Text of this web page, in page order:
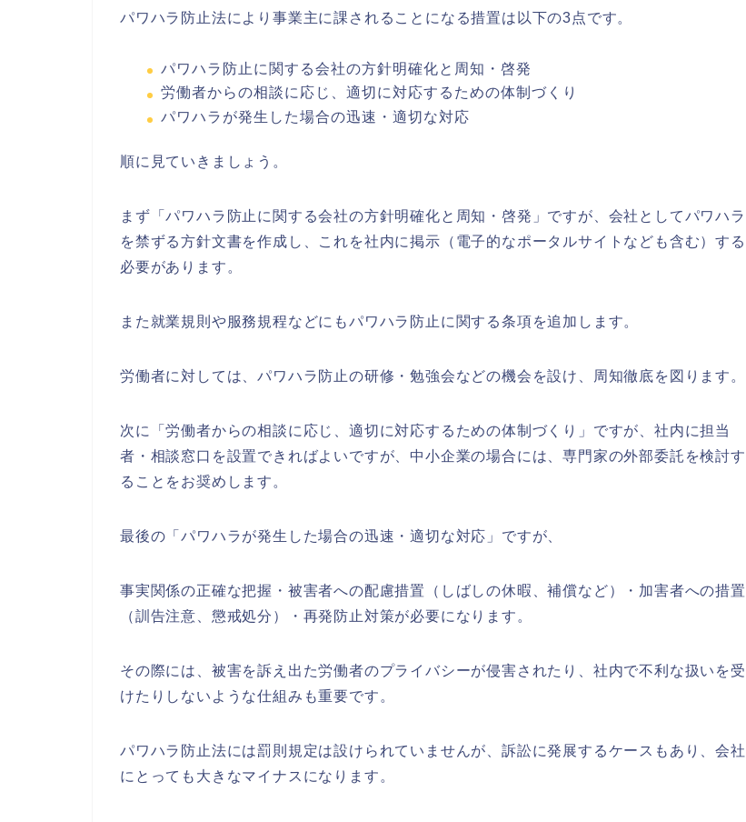
パワハラ防止法により事業主に課されることになる措置は以下の3点です。
パワハラ防止に関する会社の方針明確化と周知・啓発
労働者からの相談に応じ、適切に対応するための体制づくり
パワハラが発生した場合の迅速・適切な対応
順に見ていきましょう。
まず「パワハラ防止に関する会社の方針明確化と周知・啓発」ですが、会社としてパワハラ
を禁ずる方針文書を作成し、これを社内に掲示（電子的なポータルサイトなども含む）する
必要があります。
また就業規則や服務規程などにもパワハラ防止に関する条項を追加します。
労働者に対しては、パワハラ防止の研修・勉強会などの機会を設け、周知徹底を図ります。
次に「労働者からの相談に応じ、適切に対応するための体制づくり」ですが、社内に担当
者・相談窓口を設置できればよいですが、中小企業の場合には、専門家の外部委託を検討す
ることをお奨めします。
最後の「パワハラが発生した場合の迅速・適切な対応」ですが、
事実関係の正確な把握・被害者への配慮措置（しばしの休暇、補償など）・加害者への措置
（訓告注意、懲戒処分）・再発防止対策が必要になります。
その際には、被害を訴え出た労働者のプライバシーが侵害されたり、社内で不利な扱いを受
けたりしないような仕組みも重要です。
パワハラ防止法には罰則規定は設けられていませんが、訴訟に発展するケースもあり、会社
にとっても大きなマイナスになります。